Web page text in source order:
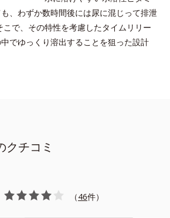
、わずか数時間後には尿に混じって排泄
で、その特性を考慮したタイムリリー
でゆっくり溶出することを狙った設計
クチコミ
（46件）